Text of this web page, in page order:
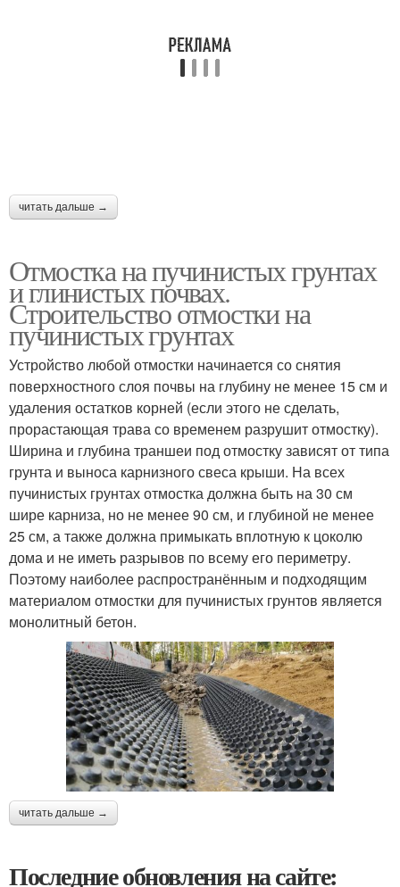
читать дальше →
Отмостка на пучинистых грунтах
и глинистых почвах.
Строительство отмостки на
пучинистых грунтах
Устройство любой отмостки начинается со снятия
поверхностного слоя почвы на глубину не менее 15 см и
удаления остатков корней (если этого не сделать,
прорастающая трава со временем разрушит отмостку).
Ширина и глубина траншеи под отмостку зависят от типа
грунта и выноса карнизного свеса крыши. На всех
пучинистых грунтах отмостка должна быть на 30 см
шире карниза, но не менее 90 см, и глубиной не менее
25 см, а также должна примыкать вплотную к цоколю
дома и не иметь разрывов по всему его периметру.
Поэтому наиболее распространённым и подходящим
материалом отмостки для пучинистых грунтов является
монолитный бетон.
читать дальше →
Последние обновления на сайте: